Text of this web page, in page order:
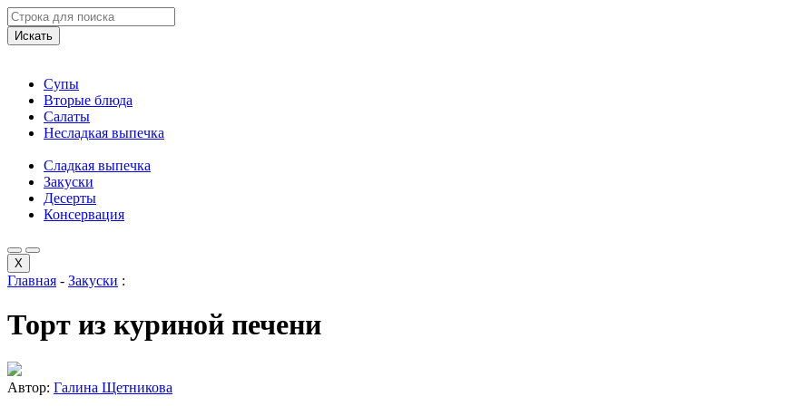
Искать
Супы
Вторые блюда
Салаты
Несладкая выпечка
Сладкая выпечка
Закуски
Десерты
Консервация
X
Главная - Закуски :
Торт из куриной печени
Автор: Галина Щетникова